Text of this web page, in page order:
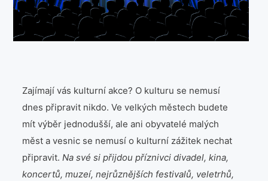
Láska
Móda
Společnost
Vztahy
Web
Zajímají vás kulturní akce? O kulturu se nemusí
dnes připravit nikdo. Ve velkých městech budete
mít výběr jednodušší, ale ani obyvatelé malých
měst a vesnic se nemusí o kulturní zážitek nechat
připravit.Na své si přijdou příznivci divadel, kina,
koncertů, muzeí, nejrůznějších festivalů, veletrhů,